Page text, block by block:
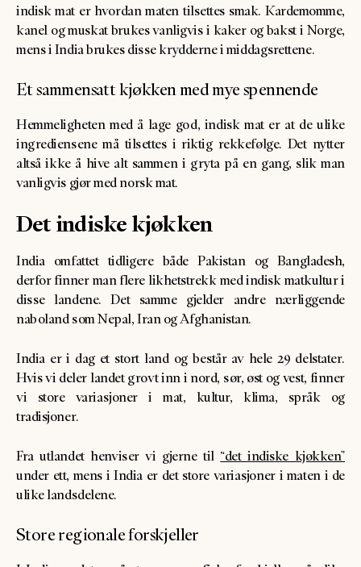
indisk mat er hvordan maten tilsettes smak. Kardemomme,
kanel og muskat brukes vanligvis i kaker og bakst i Norge,
mens i India brukes disse krydderne i middagsrettene.
Et sammensatt kjøkken med mye spennende
Hemmeligheten med å lage god, indisk mat er at de ulike
ingrediensene må tilsettes i riktig rekkefølge. Det nytter
altså ikke å hive alt sammen i gryta på en gang, slik man
vanligvis gjør med norsk mat.
Det indiske kjøkken
India omfattet tidligere både Pakistan og Bangladesh,
derfor finner man flere likhetstrekk med indisk matkultur i
disse landene. Det samme gjelder andre nærliggende
naboland som Nepal, Iran og Afghanistan.
India er i dag et stort land og består av hele 29 delstater.
Hvis vi deler landet grovt inn i nord, sør, øst og vest, finner
vi store variasjoner i mat, kultur, klima, språk og
tradisjoner.
Fra utlandet henviser vi gjerne til “det indiske kjøkken”
under ett, mens i India er det store variasjoner i maten i de
ulike landsdelene.
Store regionale forskjeller